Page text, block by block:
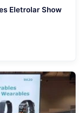
Eletrolar Show